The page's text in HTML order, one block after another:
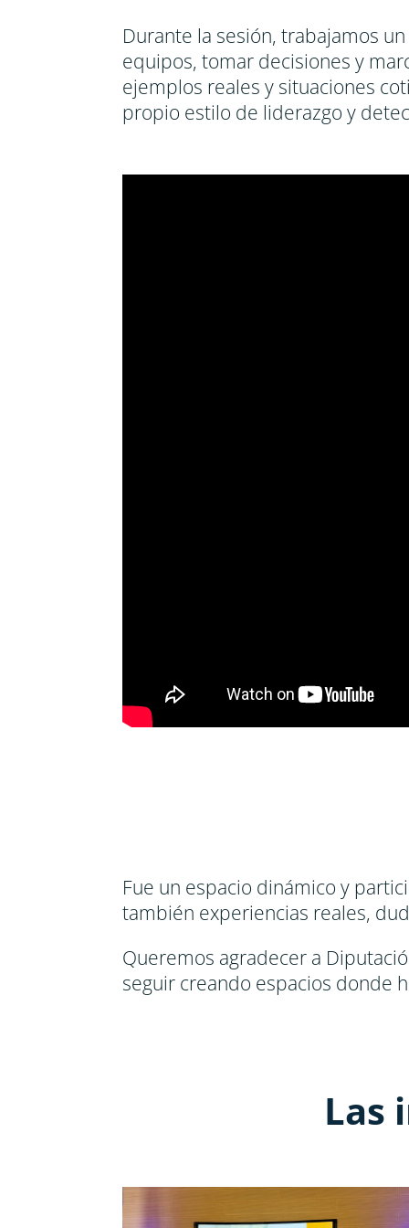
Durante la sesión, trabajamos
equipos, tomar decisiones y
ejemplos reales y situaciones
propio estilo de liderazgo y
Fue un espacio dinámico y
también experiencias reales,
Queremos agradecer a
seguir creando espacios donde
Las